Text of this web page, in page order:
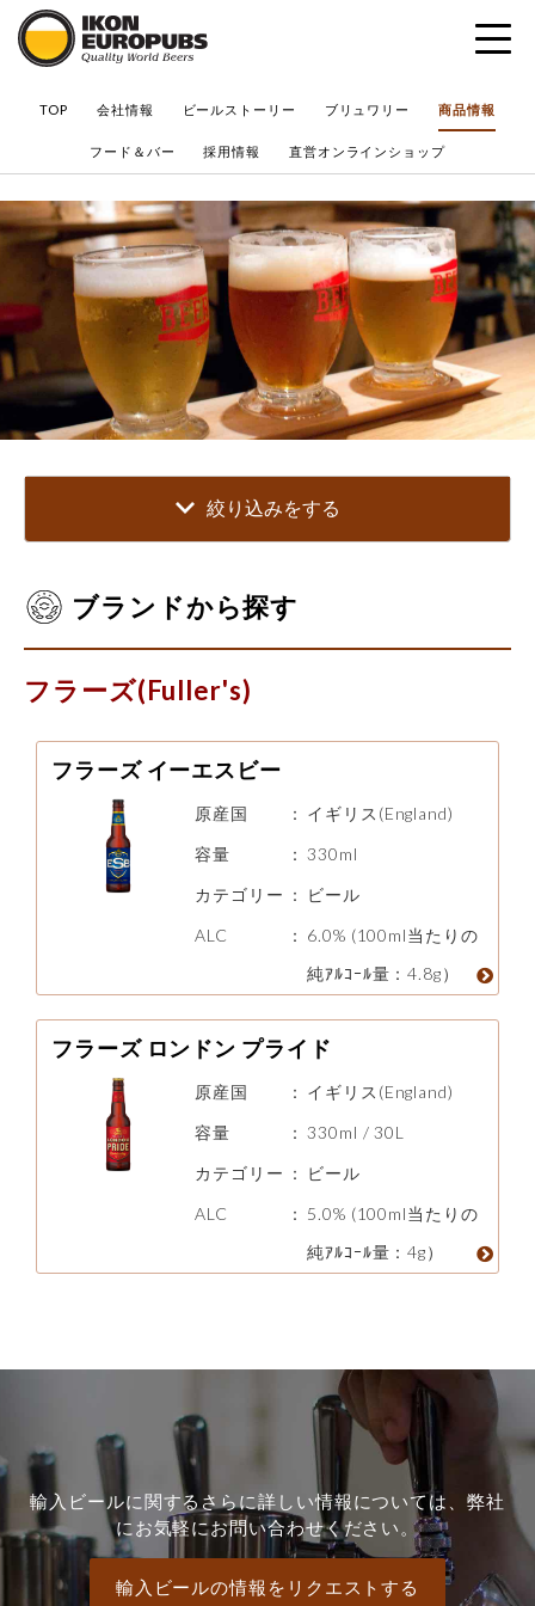
TOP 会社情報 ビールストーリー ブリュワリー 商品情報
フード＆バー 採用情報 直営オンラインショップ
絞り込みをする
ブランドから探す
フラーズ(Fuller's)
フラーズ イーエスビー
原産国 ： イギリス(England)
容量
： 330ml
カテゴリー ：
ビール
ALC
： 6.0% (100ml当たりの
純ｱﾙｺｰﾙ量：4.8g）
フラーズ ロンドン プライド
原産国 ： イギリス(England)
容量
： 330ml / 30L
カテゴリー ：
ビール
ALC
： 5.0% (100ml当たりの
純ｱﾙｺｰﾙ量：4g）
輸入ビールに関するさらに詳しい情報については、弊社
にお気軽にお問い合わせください。
輸入ビールの情報をリクエストする